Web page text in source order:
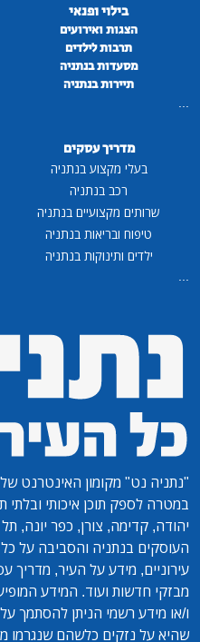
בילוי ופנאי
הצגות ואירועים
תרבות לילדים
מסעדות בנתניה
תיירות בנתניה
מדריך עסקים
בעלי מקצוע בנתניה
רכב בנתניה
שרותים מקצועיים בנתניה
טיפוח ובריאות בנתניה
ילדים ותינוקות בנתניה
"נתניה נט" מקומון האינטרנט
במטרה לספק תוכן איכותי
יהודה, קדימה, צורן, כפר יונה,
העוסקים בנתניה והסביבה על כל
עירוניים, מידע על העיר, מדריך
מבזקי חדשות ועוד. המידע
ו/או מידע רשמי הניתן להסתמך
שהיא על נזקים כלשהם שנגרמו